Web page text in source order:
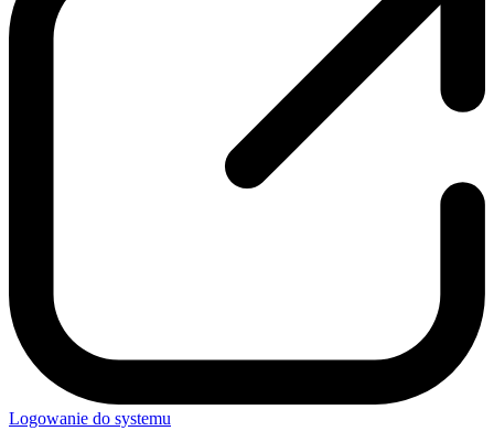
Logowanie do systemu